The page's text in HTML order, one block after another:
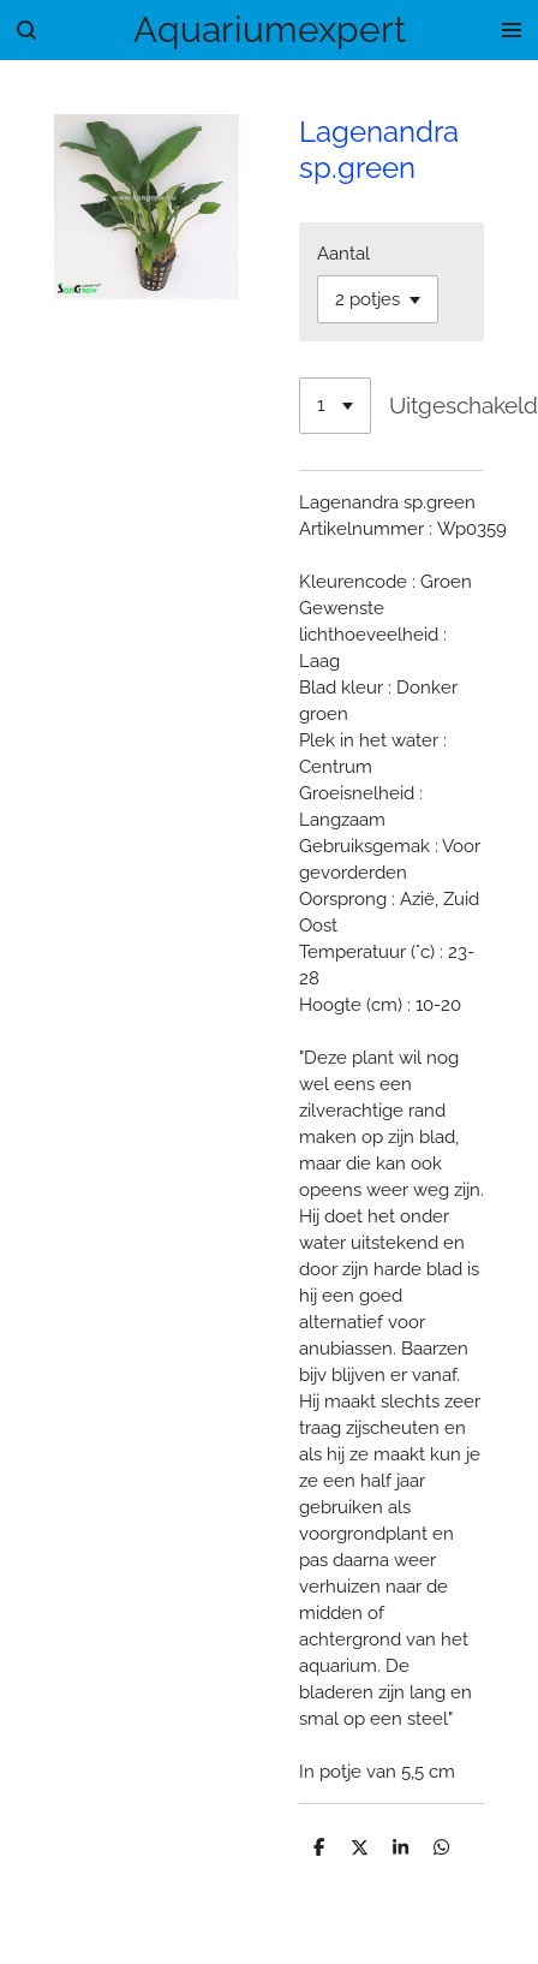
Ga
hoofdinhoud
Aquariumexpert
Lagenandra
sp.green
Aantal
Uitgeschakeld
Lagenandra sp.green
Artikelnummer : Wp0359
Kleurencode : Groen
Gewenste
lichthoeveelheid :
Laag
Blad kleur : Donker
groen
Plek in het water :
Centrum
Groeisnelheid :
Langzaam
Gebruiksgemak : Voor
gevorderden
Oorsprong : Azië, Zuid
Oost
Temperatuur (°c) : 23-
28
Hoogte (cm) : 10-20
"Deze plant wil nog
wel eens een
zilverachtige rand
maken op zijn blad,
maar die kan ook
opeens weer weg zijn.
Hij doet het onder
water uitstekend en
door zijn harde blad is
hij een goed
alternatief voor
anubiassen. Baarzen
bijv blijven er vanaf.
Hij maakt slechts zeer
traag zijscheuten en
als hij ze maakt kun je
ze een half jaar
gebruiken als
voorgrondplant en
pas daarna weer
verhuizen naar de
midden of
achtergrond van het
aquarium. De
bladeren zijn lang en
smal op een steel"
In potje van 5,5 cm
D
D
S
D